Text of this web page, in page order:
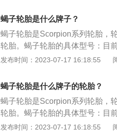
胎面花纹设计，在全路况路面行
性体现的很不错。3、Scorpion-
有效降低其内部的噪音，提高驾
蝎子轮胎是什么牌子？
蝎子轮胎是Scorpion系列轮胎，
轮胎。蝎子轮胎的具体型号：目
和Scorpion-verde-all-season两
轮胎，它采用了最优的节距序列
高驾乘的舒适性；Scorpion-
它采用了优化的外观设计、创新
明显减少，在省油的同时带来舒
发布时间：2023-07-17 16:18:55
蝎子轮胎是什么牌子的轮胎？
蝎子轮胎是Scorpion系列轮胎，
轮胎。蝎子轮胎的具体型号：目
和Scorpion-verde-all-season两
发布时间：2023-07-17 16:18:55